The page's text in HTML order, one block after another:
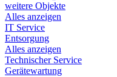
weitere Objekte
Alles anzeigen
IT Service
Entsorgung
Alles anzeigen
Technischer Service
Gerätewartung